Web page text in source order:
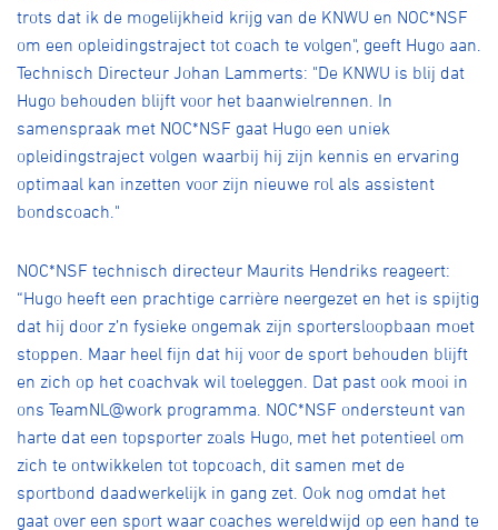
trots dat ik de mogelijkheid krijg van de KNWU en NOC*NSF
om een opleidingstraject tot coach te volgen", geeft Hugo aan.
Technisch Directeur Johan Lammerts: "De KNWU is blij dat
Hugo behouden blijft voor het baanwielrennen. In
samenspraak met NOC*NSF gaat Hugo een uniek
opleidingstraject volgen waarbij hij zijn kennis en ervaring
optimaal kan inzetten voor zijn nieuwe rol als assistent
bondscoach."
NOC*NSF technisch directeur Maurits Hendriks reageert:
“Hugo heeft een prachtige carrière neergezet en het is spijtig
dat hij door z’n fysieke ongemak zijn sportersloopbaan moet
stoppen. Maar heel fijn dat hij voor de sport behouden blijft
en zich op het coachvak wil toeleggen. Dat past ook mooi in
ons TeamNL@work programma. NOC*NSF ondersteunt van
harte dat een topsporter zoals Hugo, met het potentieel om
zich te ontwikkelen tot topcoach, dit samen met de
sportbond daadwerkelijk in gang zet. Ook nog omdat het
gaat over een sport waar coaches wereldwijd op een hand te